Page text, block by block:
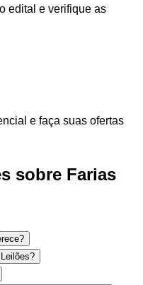
edital e verifique as
e faça suas ofertas
sobre Farias